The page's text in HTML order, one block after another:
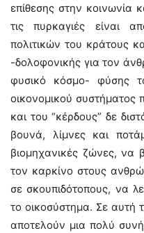
επίθεσης στην κοινωνία
τις πυρκαγιές είναι
πολιτικών του κράτους
-δολοφονικής για τον
φυσικό κόσμο- φύσης
οικονομικού συστήματος
και του “κέρδους” δε
βουνά, λίμνες και
βιομηχανικές ζώνες, να
τον καρκίνο στους
σε σκουπιδότοπους, να
το οικοσύστημα. Σε αυτή
αποτελούν μια πολύ